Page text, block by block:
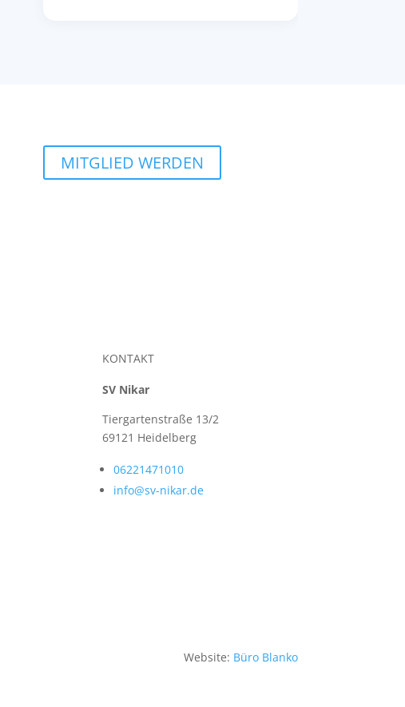
MITGLIED WERDEN
KONTAKT
SV Nikar
Tiergartenstraße 13/2
69121 Heidelberg
06221471010
info@sv-nikar.de
Website: Büro Blanko